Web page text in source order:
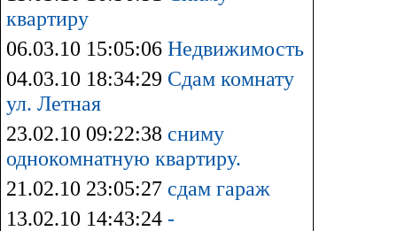
квартиру
06.03.10 15:05:06 Недвижимость
04.03.10 18:34:29 Сдам комнату
ул. Летная
23.02.10 09:22:38 сниму
однокомнатную квартиру.
21.02.10 23:05:27 сдам гараж
13.02.10 14:43:24 -